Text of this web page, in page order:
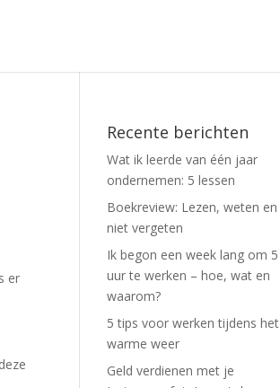
er
Recente berichten
Wat ik leerde van één jaar
ondernemen: 5 lessen
Boekreview: Lezen, weten en
niet vergeten
Ik begon een week lang om 5
uur te werken – hoe, wat en
waarom?
5 tips voor werken tijdens het
warme weer
Geld verdienen met je